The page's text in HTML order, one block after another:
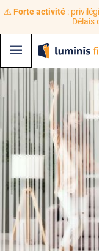
⚠️ Forte activité:
Délais